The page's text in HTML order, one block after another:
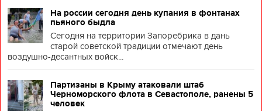
На россии сегодня день купания в фонтанах
пьяного быдла
Сегодня на территории Запоребрика в дань
старой советской традиции отмечают день
воздушно-десантных войск...
Партизаны в Крыму атаковали штаб
Черноморского флота в Севастополе, ранены 5
человек